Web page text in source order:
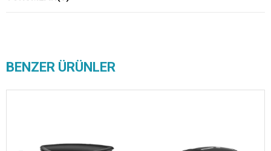
BENZER ÜRÜNLER